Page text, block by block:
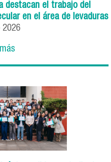
destacan el trabajo del
en el área de levaduras
2026